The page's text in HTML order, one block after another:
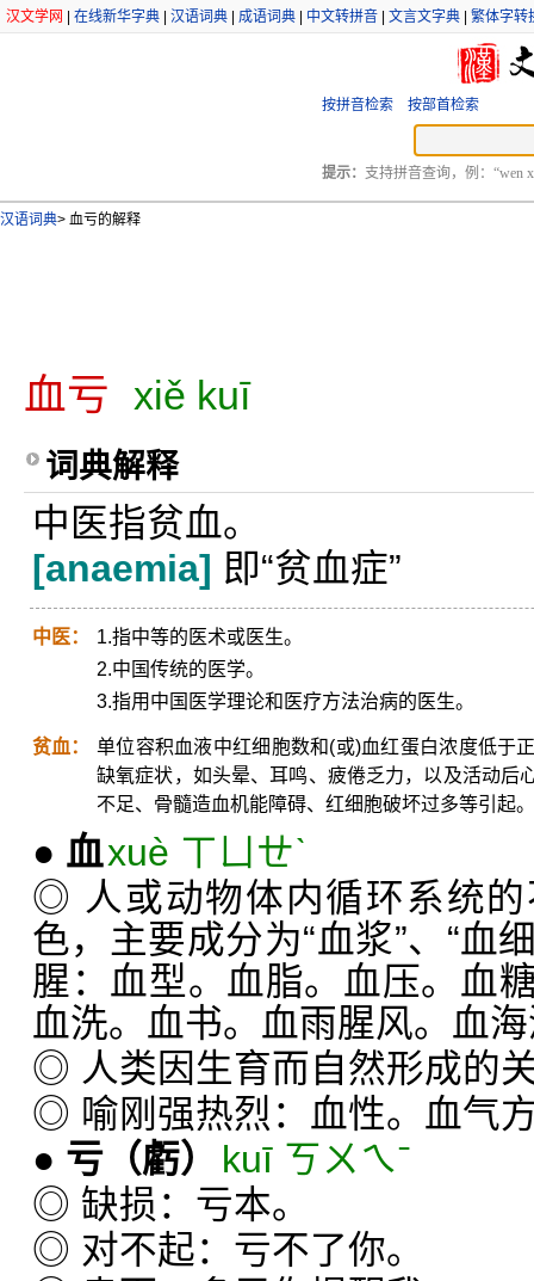
汉文学网 在线新华字典 汉语词典 成语词典 中文转拼音 文言文字典 繁体字转
按拼音检索 按部首检索
提示： 支持拼音查询，例：“wen
汉语词典> 血亏的解释
血亏 xiě kuī
词典解释
中医指贫血。
[anaemia] 即“贫血症”
中医：
1.指中等的医术或医生。
2.中国传统的医学。
3.指用中国医学理论和医疗方法治病的医生。
贫血：
单位容积血液中红细胞数和(或)血红蛋白浓度低于
缺氧症状，如头晕、耳鸣、疲倦乏力，以及活动后
不足、骨髓造血机能障碍、红细胞破坏过多等引起。
● 血xuè ㄒㄩㄝˋ
◎ 人或动物体内循环系统
色，主要成分为“血浆”、“血
腥：血型。血脂。血压。血
血洗。血书。血雨腥风。血
◎ 人类因生育而自然形成的
◎ 喻刚强热烈：血性。血气
● 亏 （虧）
kuī ㄎㄨㄟˉ
◎ 缺损：亏本。
◎ 对不起：亏不了你。